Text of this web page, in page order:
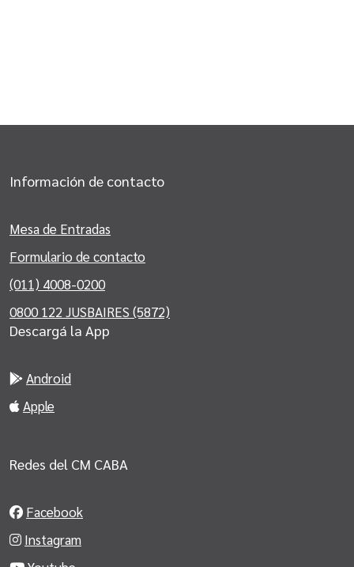
Información de contacto
Mesa de Entradas
Formulario de contacto
(011) 4008-0200
0800 122 JUSBAIRES (5872)
Descargá la App
Android
Apple
Redes del CM CABA
Facebook
Instagram